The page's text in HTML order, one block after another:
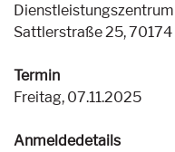
Dienstleistungszentrum
Sattlerstraße 25,
Termin
Freitag, 07.11.2025
Anmeldedetails